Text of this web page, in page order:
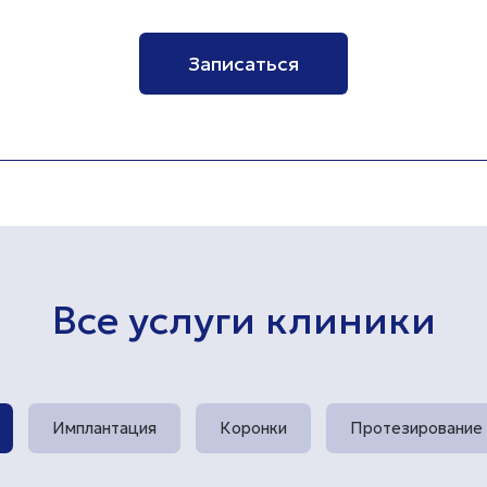
Записаться
Все услуги клиники
Имплантация Коронки Протезирование